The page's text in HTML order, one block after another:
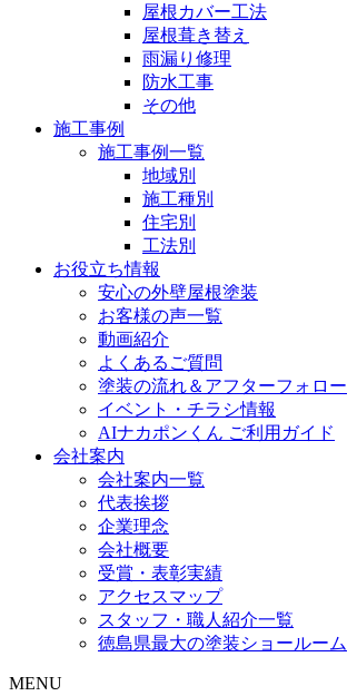
屋根カバー工法
屋根葺き替え
雨漏り修理
防水工事
その他
施工事例
施工事例一覧
地域別
施工種別
住宅別
工法別
お役立ち情報
安心の外壁屋根塗装
お客様の声一覧
動画紹介
よくあるご質問
塗装の流れ＆アフターフォロー
イベント・チラシ情報
AIナカポンくん ご利用ガイド
会社案内
会社案内一覧
代表挨拶
企業理念
会社概要
受賞・表彰実績
アクセスマップ
スタッフ・職人紹介一覧
徳島県最大の塗装ショールーム
MENU